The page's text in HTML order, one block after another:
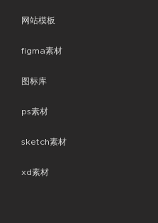
网站模板
figma素材
图标库
ps素材
sketch素材
xd素材